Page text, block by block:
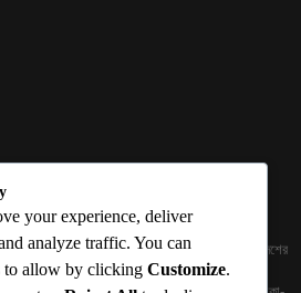
ABOUT US
করে। আলোকিত করে। সেই আলো কে ধারণ কর দেশ ও বিদেশের
পাঠকের হাতের মুঠোয় দিতে চায় টেকসিঁড়ি ডট কম।
your experience, deliver
analyze traffic. You can
to allow by clicking Customize.